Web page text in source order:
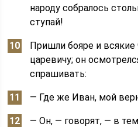
народу собралось
ступай!
Пришли бояре и
царевичу; он
спрашивать:
— Где же Иван, мой
— Он, — говорят, — в